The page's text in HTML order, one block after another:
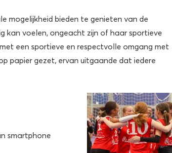
mogelijkheid bieden te genieten van de
kan voelen, ongeacht zijn of haar sportieve
een sportieve en respectvolle omgang met
papier gezet, ervan uitgaande dat iedere
smartphone